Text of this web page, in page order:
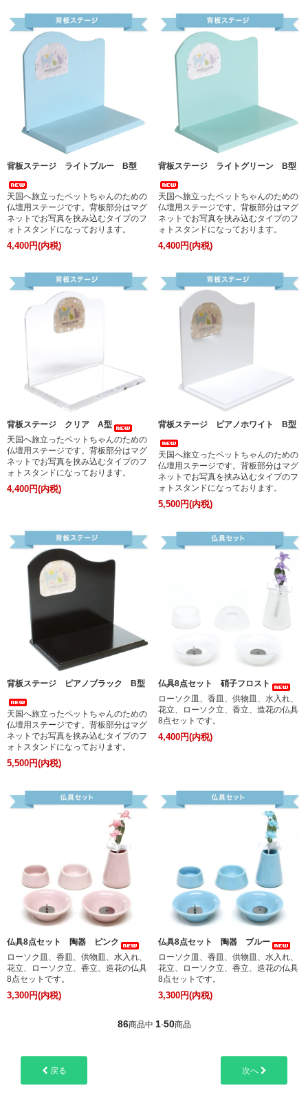
背板ステージ ライトブルー B型
天国へ旅立ったペットちゃんのための
仏壇用ステージです。背板部分はマグ
ネットでお写真を挟み込むタイプのフ
ォトスタンドになっております。
4,400円(内税)
背板ステージ ライトグリーン B型
天国へ旅立ったペットちゃんのための
仏壇用ステージです。背板部分はマグ
ネットでお写真を挟み込むタイプのフ
ォトスタンドになっております。
4,400円(内税)
背板ステージ クリア A型
天国へ旅立ったペットちゃんのための
仏壇用ステージです。背板部分はマグ
ネットでお写真を挟み込むタイプのフ
ォトスタンドになっております。
4,400円(内税)
背板ステージ ピアノホワイト B型
天国へ旅立ったペットちゃんのための
仏壇用ステージです。背板部分はマグ
ネットでお写真を挟み込むタイプのフ
ォトスタンドになっております。
5,500円(内税)
背板ステージ ピアノブラック B型
天国へ旅立ったペットちゃんのための
仏壇用ステージです。背板部分はマグ
ネットでお写真を挟み込むタイプのフ
ォトスタンドになっております。
5,500円(内税)
仏具8点セット 硝子フロスト
ローソク皿、香皿、供物皿、水入れ、
花立、ローソク立、香立、造花の仏具
8点セットです。
4,400円(内税)
仏具8点セット 陶器 ピンク
ローソク皿、香皿、供物皿、水入れ、
花立、ローソク立、香立、造花の仏具
8点セットです。
3,300円(内税)
仏具8点セット 陶器 ブルー
ローソク皿、香皿、供物皿、水入れ、
花立、ローソク立、香立、造花の仏具
8点セットです。
3,300円(内税)
86商品中 1-50商品
戻る 次へ